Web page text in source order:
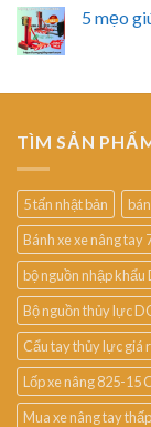
5 mẹo
TÌM SẢN
5 tấn nhật bản
Bánh xe xe nâng tay
bộ nguồn nhập khẩu
Bộ nguồn thủy lực
Cẩu tay thủy lực giá
Lốp xe nâng 825-15
Mua xe nâng tay